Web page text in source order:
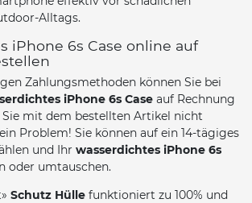
Alltags.
iPhone 6s Case online auf
Zahlungsmethoden können Sie bei
iPhone 6s Case auf Rechnung
Sie mit dem bestellten Artikel nicht
Problem! Sie können auf ein 14-tägiges
und Ihr wasserdichtes iPhone 6s
oder umtauschen.
Schutz Hülle funktioniert zu 100% und